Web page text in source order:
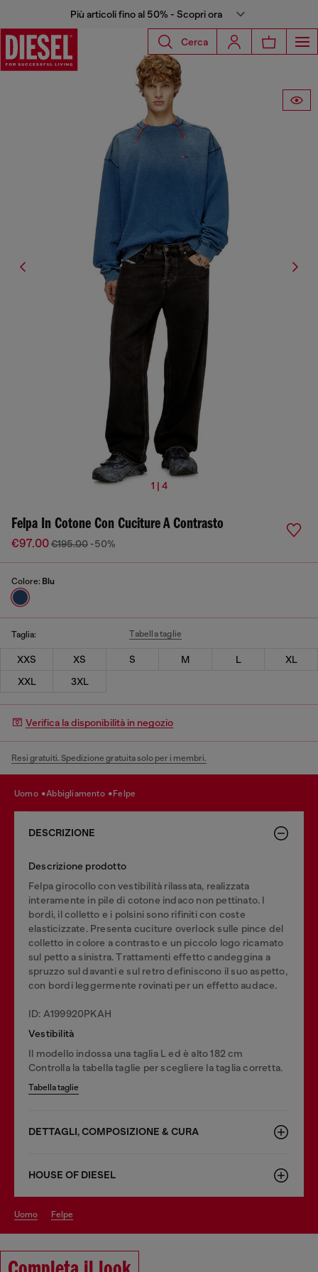
Più articoli fino al 50% - Scopri ora
Cerca
1 | 4
Felpa In Cotone Con Cuciture A Contrasto
€97.00€195.00 -50%
Colore: Blu
Taglia: Tabella taglie
XXS XS S M L
XL
XXL
3XL
Verifica la disponibilità in negozio
Resi gratuiti. Spedizione gratuita solo per i membri.
uomo abbigliamento felpe
DESCRIZIONE
Descrizione prodotto
Felpa girocollo con vestibilità rilassata, realizzata
interamente in pile di cotone indaco non pettinato. I
bordi, il colletto e i polsini sono rifiniti con coste
elasticizzate. Presenta cuciture overlock sulle pince del
colletto in colore a contrasto e un piccolo logo ricamato
sul petto a sinistra. Trattamenti effetto candeggina a
spruzzo sul davanti e sul retro definiscono il suo aspetto,
con bordi leggermente rovinati per un effetto audace.
ID: A199920PKAH
Vestibilità
Il modello indossa una taglia L ed è alto 182 cm
Controlla la tabella taglie per scegliere la taglia corretta.
Tabella taglie
DETTAGLI, COMPOSIZIONE & CURA
HOUSE OF DIESEL
uomo felpe